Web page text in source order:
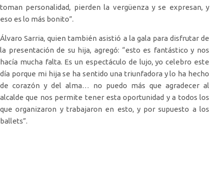
toman personalidad, pierden la vergüenza y se expresan, y
eso es lo más bonito”.
Álvaro Sarria, quien también asistió a la gala para disfrutar de
la presentación de su hija, agregó: “esto es fantástico y nos
hacía mucha falta. Es un espectáculo de lujo, yo celebro este
día porque mi hija se ha sentido una triunfadora y lo ha hecho
de corazón y del alma… no puedo más que agradecer al
alcalde que nos permite tener esta oportunidad y a todos los
que organizaron y trabajaron en esto, y por supuesto a los
ballets”.